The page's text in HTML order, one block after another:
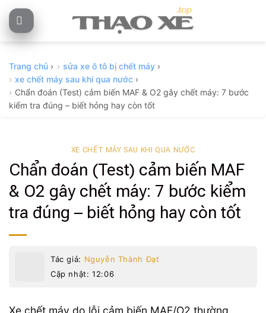
Skip
to
Trang chủ › sửa xe ô tô bị chết máy ›
xe chết máy sau khi qua nước ›
Chẩn đoán (Test) cảm biến MAF & O2 gây chết máy: 7 bước
kiểm tra đúng – biết hỏng hay còn tốt
XE CHẾT MÁY SAU KHI QUA NƯỚC
Chẩn đoán (Test) cảm biến MAF
& O2 gây chết máy: 7 bước kiểm
tra đúng – biết hỏng hay còn tốt
Tác giả: Nguyễn Thành Đạt
Cập nhật: 12:06
Xe chết máy do lỗi cảm biến MAF/O2 thường